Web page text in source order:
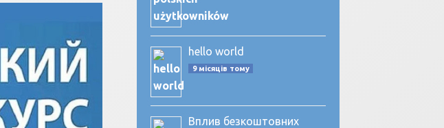
hello world
9 місяців тому
Вплив безкоштовних